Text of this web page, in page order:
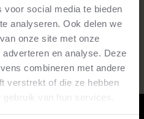
voor social media te bieden
analyseren. Ook delen we
onze site met onze
en analyse. Deze
combineren met andere
verstrekt of die ze hebben
van hun services.
troost? Geef je over aan de
emotie en verstilling.